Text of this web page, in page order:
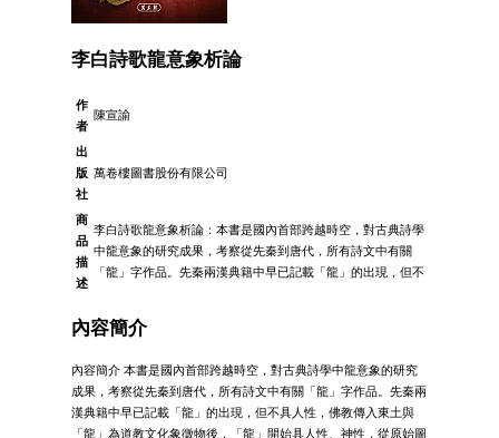
李白詩歌龍意象析論
作
者
陳宣諭
出
版
社
萬卷樓圖書股份有限公司
商
品
描
述
李白詩歌龍意象析論：本書是國內首部跨越時空，對古典詩學
中龍意象的研究成果，考察從先秦到唐代，所有詩文中有關
「龍」字作品。先秦兩漢典籍中早已記載「龍」的出現，但不
內容簡介
內容簡介 本書是國內首部跨越時空，對古典詩學中龍意象的研究
成果，考察從先秦到唐代，所有詩文中有關「龍」字作品。先秦兩
漢典籍中早已記載「龍」的出現，但不具人性，佛教傳入東土與
「龍」為道教文化象徵物後，「龍」開始具人性、神性，從原始圖